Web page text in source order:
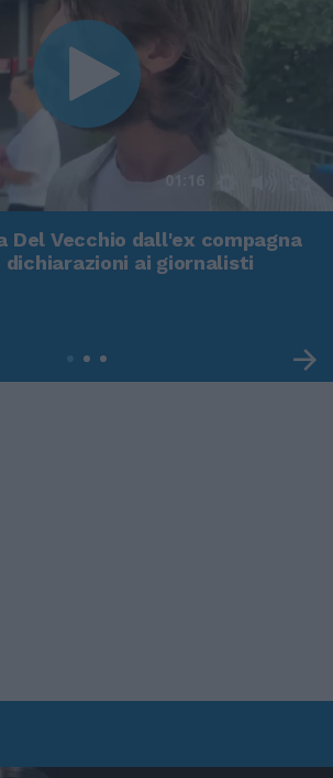
01:16
Del Vecchio dall'ex compagna
dichiarazioni ai giornalisti